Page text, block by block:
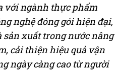
với ngành thực phẩm
nghệ đóng gói hiện đại,
sản xuất trong nước nâng
cải thiện hiệu quả vận
ngày càng cao từ người